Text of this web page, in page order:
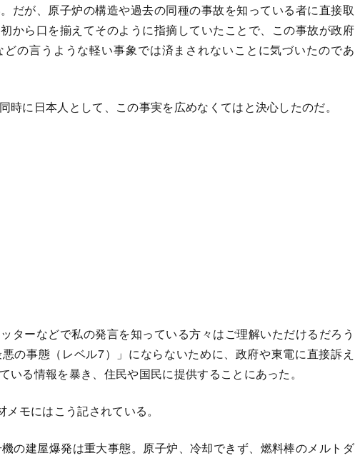
だが、原子炉の構造や過去の同種の事故を知っている者に直接取
から口を揃えてそのように指摘していたことで、この事故が政府
の言うような軽い事象では済まされないことに気づいたのであ
に日本人として、この事実を広めなくてはと決心したのだ。
ターなどで私の発言を知っている方々はご理解いただけるだろう
の事態（レベル7）」にならないために、政府や東電に直接訴え
いる情報を暴き、住民や国民に提供することにあった。
モにはこう記されている。
の建屋爆発は重大事態。原子炉、冷却できず、燃料棒のメルトダ